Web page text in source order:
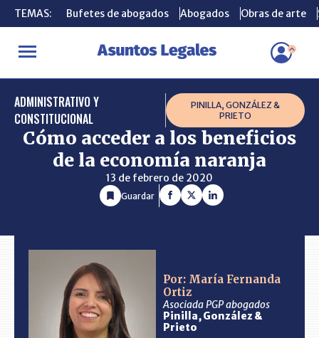
TEMAS: Bufetes de abogados Abogados Obras de arte
INICIO CONSULTORIO Cómo acceder a los beneficios de la
TEMAS: Bufetes de abogados Abogados Obras de arte
ADMINISTRATIVO Y
CONSTITUCIONAL
PINILLA, GONZÁLEZ &
PRIETO
Cómo acceder a los beneficios
de la economía naranja
13 de febrero de 2020
Guardar
Por: María Fernanda
Ortiz
Asociada PGP abogados
Pinilla, González &
Prieto